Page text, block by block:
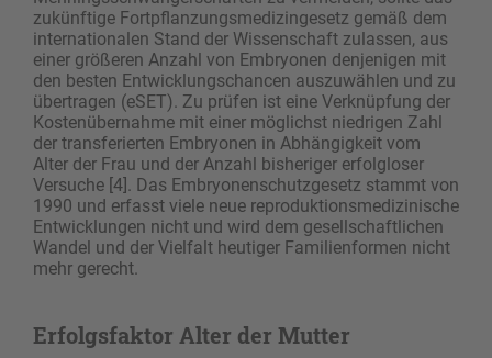
zukünftige Fortpflanzungsmedizingesetz gemäß dem
internationalen Stand der Wissenschaft zulassen, aus
einer größeren Anzahl von Embryonen denjenigen mit
den besten Entwicklungschancen auszuwählen und zu
übertragen (eSET). Zu prüfen ist eine Verknüpfung der
Kostenübernahme mit einer möglichst niedrigen Zahl
der transferierten Embryonen in Abhängigkeit vom
Alter der Frau und der Anzahl bisheriger erfolgloser
Versuche [4]. Das Embryonenschutzgesetz stammt von
1990 und erfasst viele neue reproduktionsmedizinische
Entwicklungen nicht und wird dem gesellschaftlichen
Wandel und der Vielfalt heutiger Familienformen nicht
mehr gerecht.
Erfolgsfaktor Alter der Mutter